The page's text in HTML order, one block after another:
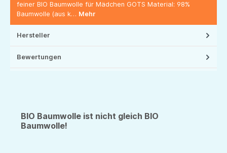
feiner BIO Baumwolle für Mädchen GOTS Material: 98%
Baumwolle (aus k… Mehr
Hersteller
Bewertungen
BIO Baumwolle ist nicht gleich BIO
Baumwolle!